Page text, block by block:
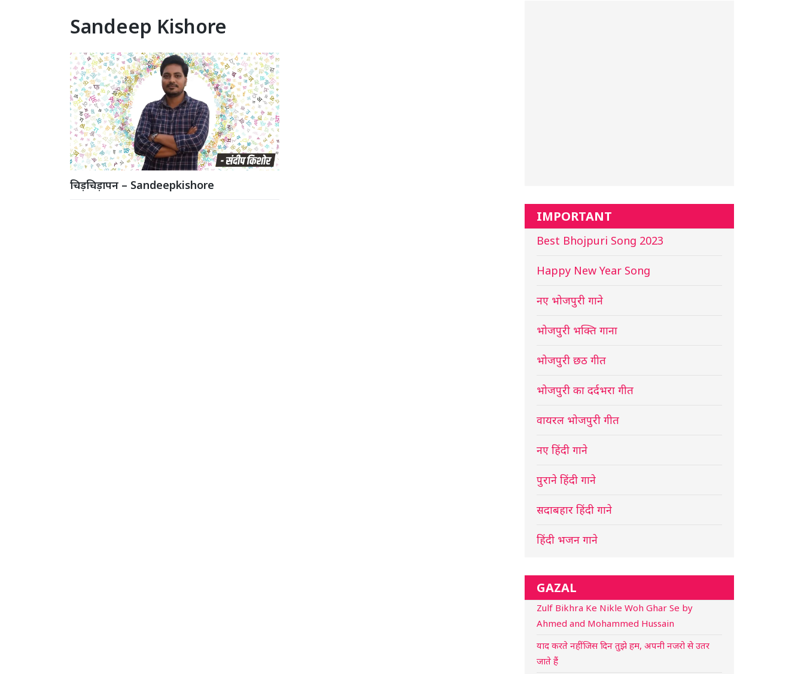
Sandeep Kishore
चिड़चिड़ापन – Sandeepkishore
IMPORTANT
Best Bhojpuri Song 2023
Happy New Year Song
नए भोजपुरी गाने
भोजपुरी भक्ति गाना
भोजपुरी छठ गीत
भोजपुरी का दर्दभरा गीत
वायरल भोजपुरी गीत
नए हिंदी गाने
पुराने हिंदी गाने
सदाबहार हिंदी गाने
हिंदी भजन गाने
GAZAL
Zulf Bikhra Ke Nikle Woh Ghar Se by
Ahmed and Mohammed Hussain
याद करते नहीं जिस दिन तुझे हम, अपनी नजरो से उतर
जाते हैं